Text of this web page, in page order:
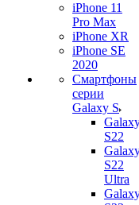
iPhone 11
Pro Max
iPhone XR
iPhone SE
2020
Смартфоны
серии
Galaxy S
S22
S22
Ultra